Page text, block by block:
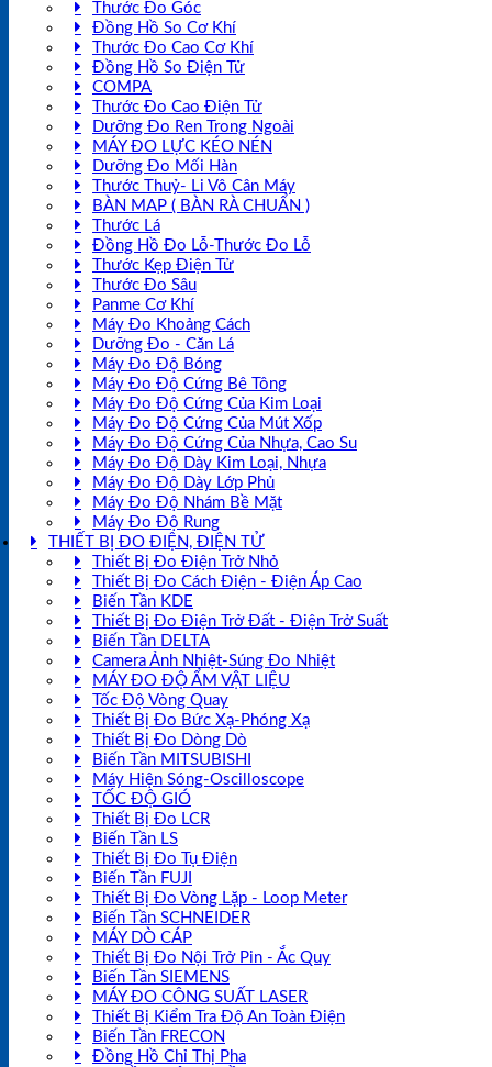
Thước Đo Góc
Đồng Hồ So Cơ Khí
Thước Đo Cao Cơ Khí
Đồng Hồ So Điện Tử
COMPA
Thước Đo Cao Điện Tử
Dưỡng Đo Ren Trong Ngoài
MÁY ĐO LỰC KÉO NÉN
Dưỡng Đo Mối Hàn
Thước Thuỷ- Li Vô Cân Máy
BÀN MAP ( BÀN RÀ CHUẨN )
Thước Lá
Đồng Hồ Đo Lỗ-Thước Đo Lỗ
Thước Kẹp Điện Tử
Thước Đo Sâu
Panme Cơ Khí
Máy Đo Khoảng Cách
Dưỡng Đo - Căn Lá
Máy Đo Độ Bóng
Máy Đo Độ Cứng Bê Tông
Máy Đo Độ Cứng Của Kim Loại
Máy Đo Độ Cứng Của Mút Xốp
Máy Đo Độ Cứng Của Nhựa, Cao Su
Máy Đo Độ Dày Kim Loại, Nhựa
Máy Đo Độ Dày Lớp Phủ
Máy Đo Độ Nhám Bề Mặt
Máy Đo Độ Rung
THIẾT BỊ ĐO ĐIỆN, ĐIỆN TỬ
Thiết Bị Đo Điện Trở Nhỏ
Thiết Bị Đo Cách Điện - Điện Áp Cao
Biến Tần KDE
Thiết Bị Đo Điện Trở Đất - Điện Trở Suất
Biến Tần DELTA
Camera Ảnh Nhiệt-Súng Đo Nhiệt
MÁY ĐO ĐỘ ẨM VẬT LIỆU
Tốc Độ Vòng Quay
Thiết Bị Đo Bức Xạ-Phóng Xạ
Thiết Bị Đo Dòng Dò
Biến Tần MITSUBISHI
Máy Hiện Sóng-Oscilloscope
TỐC ĐỘ GIÓ
Thiết Bị Đo LCR
Biến Tần LS
Thiết Bị Đo Tụ Điện
Biến Tần FUJI
Thiết Bị Đo Vòng Lặp - Loop Meter
Biến Tần SCHNEIDER
MÁY DÒ CÁP
Thiết Bị Đo Nội Trở Pin - Ắc Quy
Biến Tần SIEMENS
MÁY ĐO CÔNG SUẤT LASER
Thiết Bị Kiểm Tra Độ An Toàn Điện
Biến Tần FRECON
Đồng Hồ Chỉ Thị Pha